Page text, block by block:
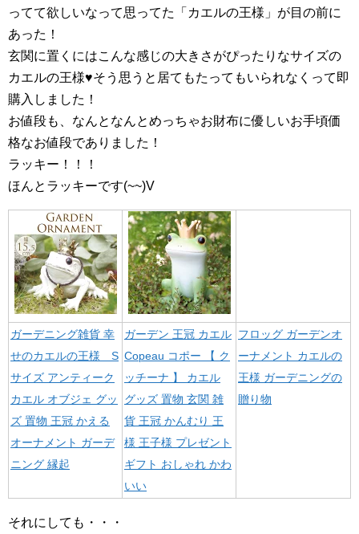
ってて欲しいなって思ってた「カエルの王様」が目の前に
あった！
玄関に置くにはこんな感じの大きさがぴったりなサイズの
カエルの王様♥そう思うと居てもたってもいられなくって即
購入しました！
お値段も、なんとなんとめっちゃお財布に優しいお手頃価
格なお値段でありました！
ラッキー！！！
ほんとラッキーです(~~)V
ガーデニング雑貨 幸
せのカエルの王様 S
サイズ アンティーク
カエル オブジェ グッ
ズ 置物 王冠 かえる
オーナメント ガーデ
ニング 縁起
ガーデン 王冠 カエル
Copeau コポー 【 ク
ッチーナ 】 カエル
グッズ 置物 玄関 雑
貨 王冠 かんむり 王
様 王子様 プレゼント
ギフト おしゃれ かわ
いい
フロッグ ガーデンオ
ーナメント カエルの
王様 ガーデニングの
贈り物
それにしても・・・